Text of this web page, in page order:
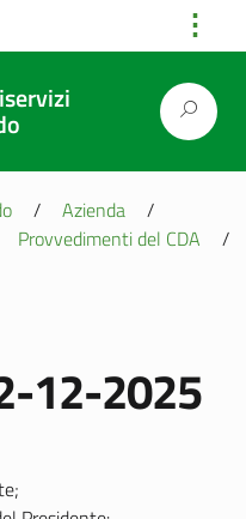
⋮
/ Azienda
/
Provvedimenti del CDA
/
12-2025